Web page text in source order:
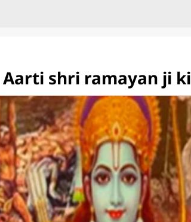
| Aarti shri ramayan ji ki